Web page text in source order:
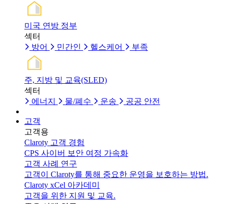
미국 연방 정부
섹터
방어
민간인 헬스케어 부족
주, 지방 및 교육(SLED)
섹터
에너지
물/폐수 운송 공공 안전
고객
고객용
Claroty 고객 경험
CPS 사이버 보안 여정 가속화
고객 사례 연구
고객이 Claroty를 통해 중요한 운영을 보호하는 방법.
Claroty xCel 아카데미
고객을 위한 지원 및 교육.